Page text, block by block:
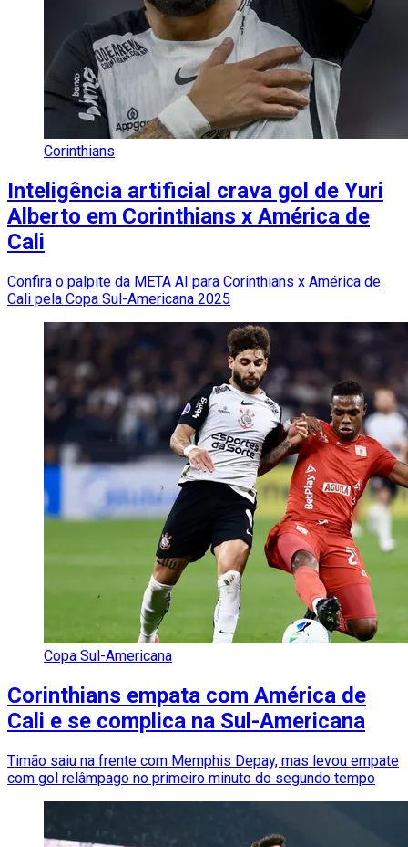
Corinthians
Inteligência artificial crava gol de Yuri
Alberto em Corinthians x América de
Cali
Confira o palpite da META AI para Corinthians x América de
Cali pela Copa Sul-Americana 2025
Copa Sul-Americana
Corinthians empata com América de
Cali e se complica na Sul-Americana
Timão saiu na frente com Memphis Depay, mas levou empate
com gol relâmpago no primeiro minuto do segundo tempo